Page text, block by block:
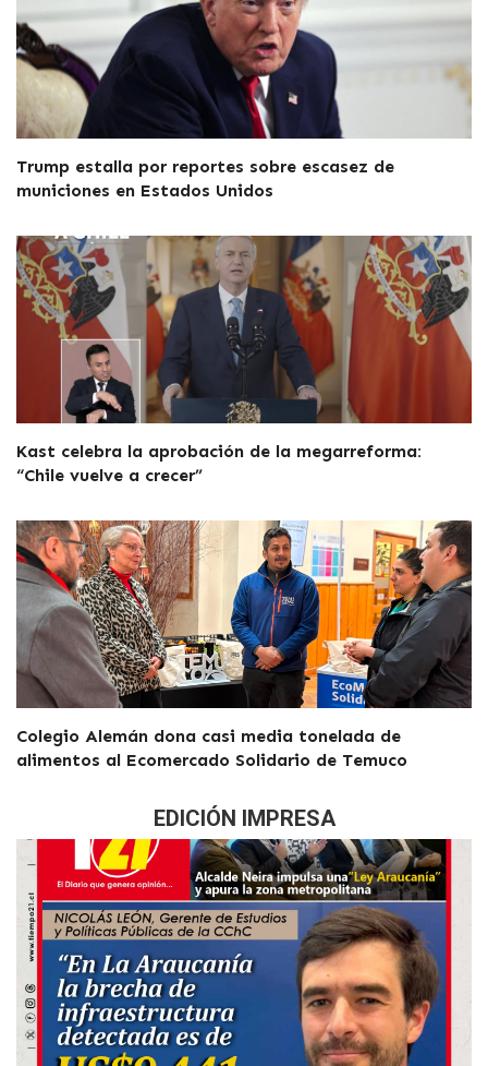
Trump estalla por reportes sobre escasez de
municiones en Estados Unidos
Kast celebra la aprobación de la megarreforma:
“Chile vuelve a crecer”
Colegio Alemán dona casi media tonelada de
alimentos al Ecomercado Solidario de Temuco
EDICIÓN IMPRESA